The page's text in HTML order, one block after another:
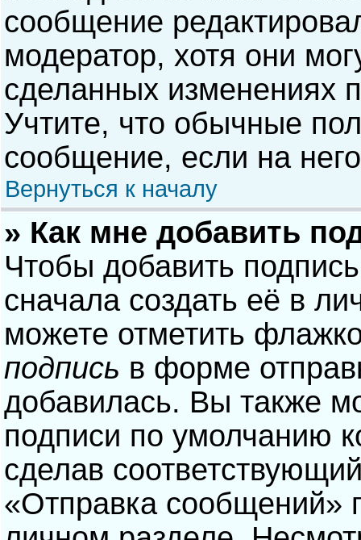
сообщение
модератор, хотя они
сделанных изменениях
Учтите, что обычные
сообщение, если на
Вернуться к началу
» Как мне добавить
Чтобы добавить
сначала создать её в
можете отметить
подпись в форме
добавилась. Вы также
подписи по умолчанию
сделав
«Отправка сообщений»